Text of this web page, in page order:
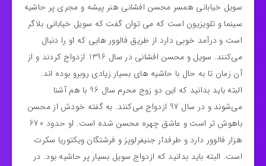
سویل خیابانی همسر محسن افشانی هنر پیشه و مجری پر حاشیه
سینما و تلویزیون است که می توان گفت که سویل خیابانی بلاگر
است و درآمد خوبی دارد از طریق فالوور هایی که او را دنبال
می‌کنند. سویل و محسن افشانی در سال 1396 ازدواج کردند و از
آن زمان تا به حال با حاشیه‌ های بسیار زیادی روبرو بوده ‌اند.
البته باید بدانید که این دو زوج محرم سال 96 با هم آشنا
می‌شوند و در سال 97 ازدواج می‌کنند. به گفته خودش از محسن
باهوش‌ تر است و عاشق چهره محسن شده است. او حدود 670
هزار فالوور دارد و طرفدار جنیفرلوپز و فرشتگان ویکتوریا سکرت
است. البته باید بدانید که ازدواج سویل بسیار پر حاشیه بود. در